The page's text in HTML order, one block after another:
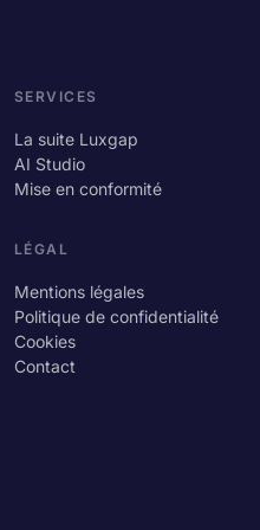
SERVICES
La suite Luxgap
AI Studio
Mise en conformité
LÉGAL
Mentions légales
Politique de confidentialité
Cookies
Contact